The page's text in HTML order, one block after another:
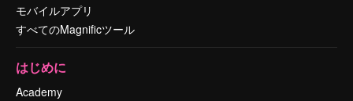
モバイルアプリ
すべてのMagnificツール
はじめに
Academy